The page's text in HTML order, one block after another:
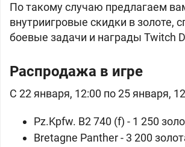
По такому случаю предлагаем
внутриигровые скидки в золоте,
боевые задачи и награды Twitch
Распродажа в игре
С 22 января, 12:00 по 25 января,
Pz.Kpfw. B2 740 (f) - 1 250
Bretagne Panther - 3 200